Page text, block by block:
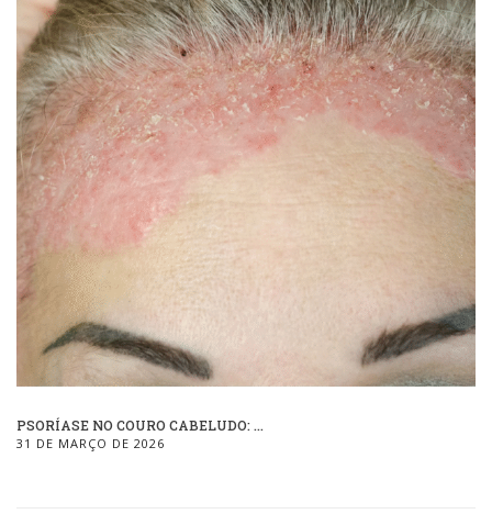
PSORÍASE NO COURO CABELUDO: ...
31 DE MARÇO DE 2026